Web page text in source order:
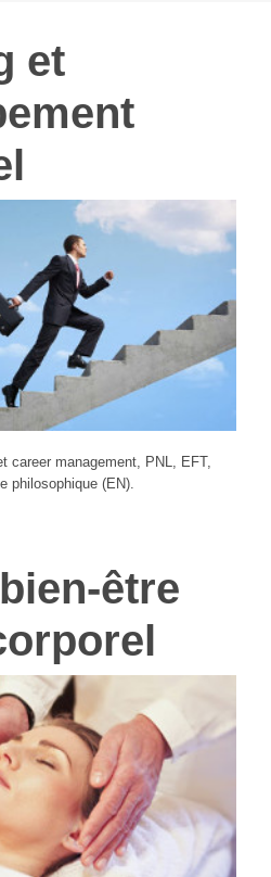
et
career management, PNL, EFT,
philosophique (EN).
être